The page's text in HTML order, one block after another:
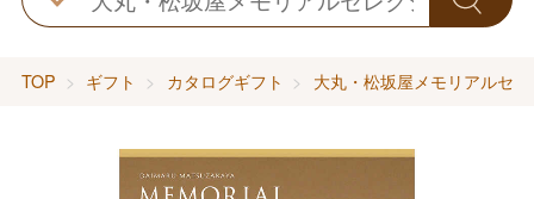
TOP ギフト カタログギフト 大丸・松坂屋メモリアルセ